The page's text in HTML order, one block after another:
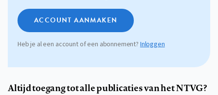
ACCOUNT AANMAKEN
Heb je al een account of een abonnement?Inloggen
Altijd toegang tot alle publicaties van het NTVG?